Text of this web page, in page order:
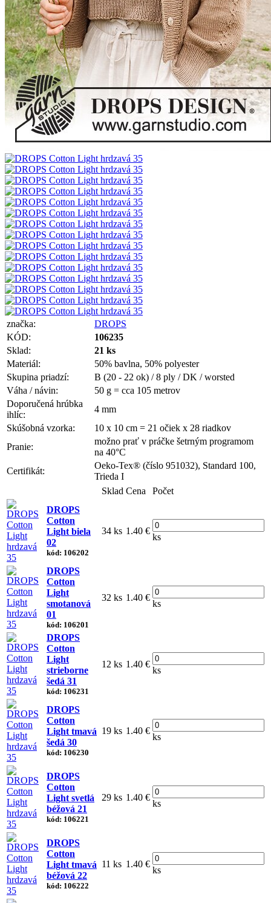
značka:
DROPS
KÓD:
106235
Sklad:
21 ks
Materiál:
50% bavlna, 50% polyester
Skupina priadzí:
B (20 - 22 ok) / 8 ply / DK / worsted
Váha / návin:
50 g = cca 105 metrov
Doporučená hrúbka
ihlíc:
4 mm
Skúšobná vzorka:
10 x 10 cm = 21 očiek x 28 riadkov
Pranie:
možno prať v práčke šetrným programom
na 40°C
Certifikát:
Oeko-Tex® (číslo 951032), Standard 100,
Trieda I
Sklad Cena
Počet
DROPS
Cotton
Light biela
02
kód: 106202
34 ks 1.40 €
ks
DROPS
Cotton
Light
smotanová
01
kód: 106201
32 ks 1.40 €
ks
DROPS
Cotton
Light
strieborne
šedá 31
kód: 106231
12 ks 1.40 €
ks
DROPS
Cotton
Light tmavá
šedá 30
kód: 106230
19 ks 1.40 €
ks
DROPS
Cotton
Light svetlá
béžová 21
kód: 106221
29 ks 1.40 €
ks
DROPS
Cotton
Light tmavá
béžová 22
kód: 106222
11 ks 1.40 €
ks